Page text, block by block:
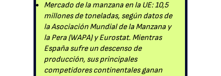
Mercado de la manzana en la UE: 10,5
millones de toneladas, según datos de
la Asociación Mundial de la Manzana y
la Pera (WAPA) y Eurostat. Mientras
España sufre un descenso de
producción, sus principales
competidores continentales ganan